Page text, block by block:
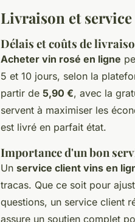
Livraison et
Délais et coûts de
Acheter vin rosé en ligne
5 et 10 jours, selon la
partir de 5,90 €, avec la
servent à maximiser les
est livré en parfait état.
Importance d'un bon
Un service client vins en
tracas. Que ce soit pour
questions, un service client
assure un soutien complet